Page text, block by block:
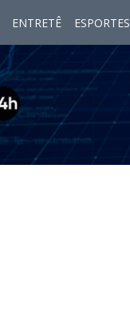
ENTRETÊ ESPORTES